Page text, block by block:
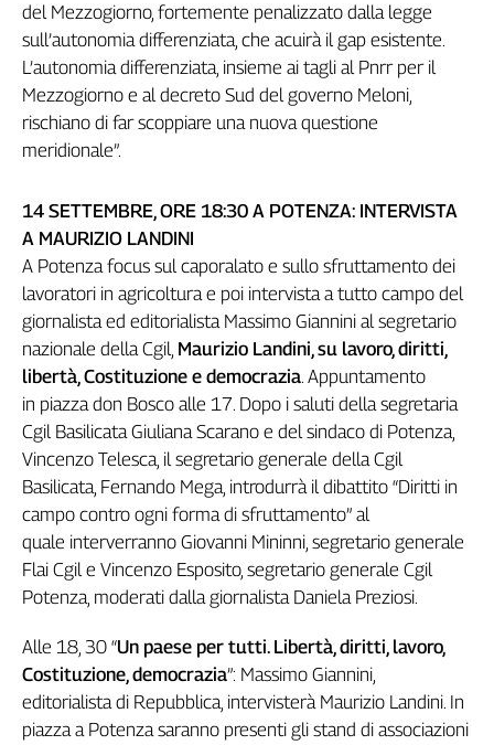
Umbria
Valle
D'Aosta
Veneto
Archivio
2014
Cerca
Contatti
La
redazione
Newsletter
Social
del Mezzogiorno, fortemente penalizzato dalla legge
sull’autonomia differenziata, che acuirà il gap esistente.
L’autonomia differenziata, insieme ai tagli al Pnrr per il
Mezzogiorno e al decreto Sud del governo Meloni,
rischiano di far scoppiare una nuova questione
meridionale”.
14 SETTEMBRE, ORE 18:30 A POTENZA: INTERVISTA
A MAURIZIO LANDINI
A Potenza focus sul caporalato e sullo sfruttamento dei
lavoratori in agricoltura e poi intervista a tutto campo del
giornalista ed editorialista Massimo Giannini al segretario
nazionale della Cgil, Maurizio Landini, su lavoro, diritti,
libertà, Costituzione e democrazia. Appuntamento
in piazza don Bosco alle 17. Dopo i saluti della segretaria
Cgil Basilicata Giuliana Scarano e del sindaco di Potenza,
Vincenzo Telesca, il segretario generale della Cgil
Basilicata, Fernando Mega, introdurrà il dibattito “Diritti in
campo contro ogni forma di sfruttamento” al
quale interverranno Giovanni Mininni, segretario generale
Flai Cgil e Vincenzo Esposito, segretario generale Cgil
Potenza, moderati dalla giornalista Daniela Preziosi.
Alle 18, 30 “Un paese per tutti. Libertà, diritti, lavoro,
Costituzione, democrazia”: Massimo Giannini,
editorialista di Repubblica, intervisterà Maurizio Landini. In
piazza a Potenza saranno presenti gli stand di associazioni